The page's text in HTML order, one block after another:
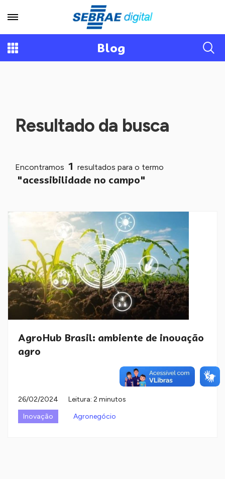
Blog
Resultado da busca
Encontramos 1 resultados para o termo
"acessibilidade no campo"
AgroHub Brasil: ambiente de inovação
agro
26/02/2024
Leitura: 2 minutos
Inovação
Agronegócio